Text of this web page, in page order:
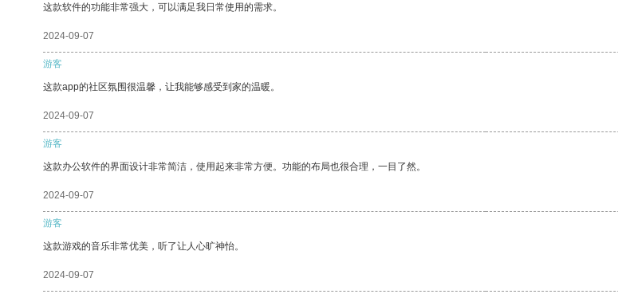
这款软件的功能非常强大，可以满足我日常使用的需求。
2024-09-07
游客
这款app的社区氛围很温馨，让我能够感受到家的温暖。
2024-09-07
游客
这款办公软件的界面设计非常简洁，使用起来非常方便。功能的布局也很合理，一目了然。
2024-09-07
游客
这款游戏的音乐非常优美，听了让人心旷神怡。
2024-09-07